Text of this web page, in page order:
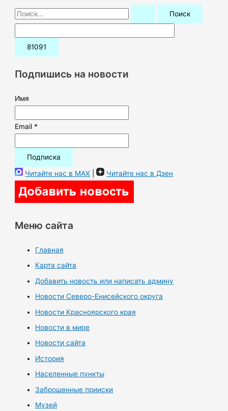
П
о
и
:Подпишись на новости
Имя
Email *
Читайте нас в MAX | Читайте нас в Дзен
Меню сайта
Главная
Карта сайта
Добавить новость или написать админу
Новости Северо-Енисейского округа
Новости Красноярского края
Новости в мире
Новости сайта
История
Населенные пункты
Заброшенные прииски
Музей